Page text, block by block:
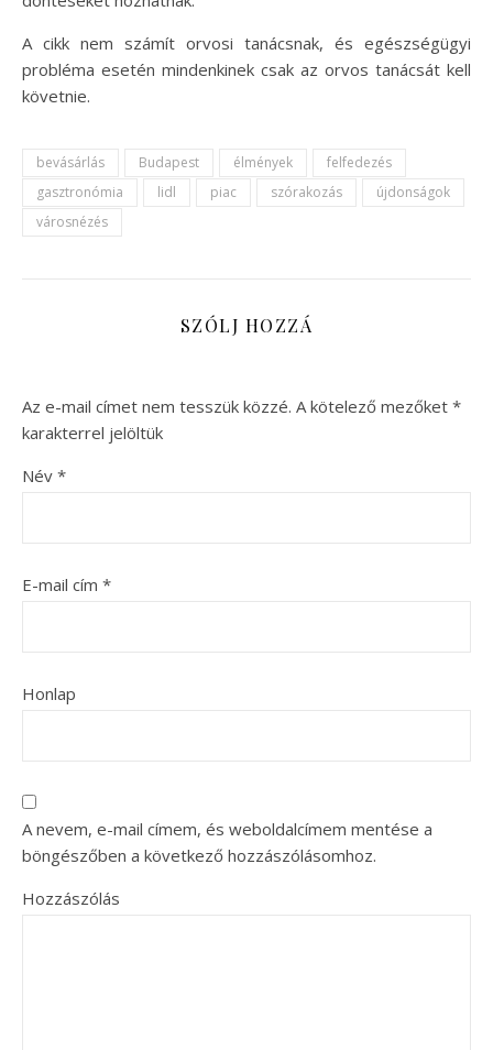
A cikk nem számít orvosi tanácsnak, és egészségügyi
probléma esetén mindenkinek csak az orvos tanácsát kell
követnie.
bevásárlás Budapest élmények
felfedezés
gasztronómia
lidl piac szórakozás
újdonságok
városnézés
SZÓLJ HOZZÁ
Az e-mail címet nem tesszük közzé. A kötelező mezőket *
karakterrel jelöltük
Név *
E-mail cím *
Honlap
A nevem, e-mail címem, és weboldalcímem mentése a
böngészőben a következő hozzászólásomhoz.
Hozzászólás